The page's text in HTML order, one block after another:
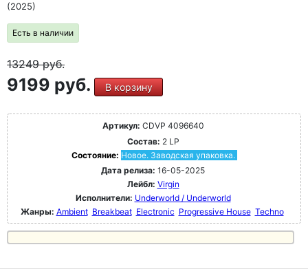
(2025)
Есть в наличии
13249руб.
9199 руб. В корзину
Артикул: CDVP 4096640
Состав: 2 LP
Состояние: Новое. Заводская упаковка.
Дата релиза: 16-05-2025
Лейбл: Virgin
Исполнители: Underworld / Underworld
Жанры: Ambient Breakbeat Electronic Progressive House Techno